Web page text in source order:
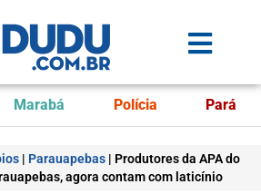
Marabá Polícia Pará
| Parauapebas | Produtores da APA do
agora contam com laticínio